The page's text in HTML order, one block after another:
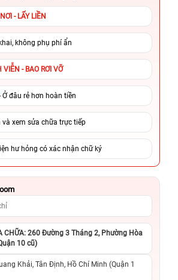
- LẤY LIỀN
không phụ phí ẩn
VIỄN - BAO RƠI VỠ
Ở đâu rẻ hơn hoàn tiền
và xem sửa chữa trực tiếp
hư hỏng có xác nhận chữ ký
CHỮA: 260 Đường 3 Tháng 2, Phường Hòa
10 cũ)
Khải, Tân Định, Hồ Chí Minh (Quận 1